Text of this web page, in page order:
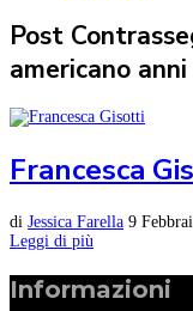
Post
americano
Francesca
di Jessica Farella 9
Leggi di più
Informazioni